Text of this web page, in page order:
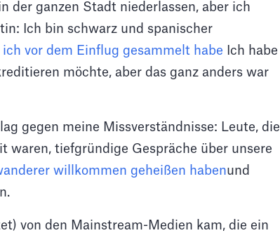
der ganzen Stadt niederlassen, aber ich
Ich bin schwarz und spanischer
vor dem Einflug gesammelt habe Ich habe
möchte, aber das ganz anders war
gegen meine Missverständnisse: Leute, die
waren, tiefgründige Gespräche über unsere
willkommen geheißen habenund
von den Mainstream-Medien kam, die ein